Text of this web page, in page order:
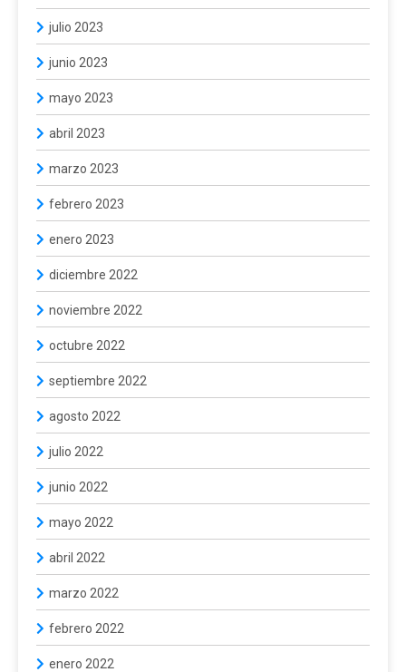
julio 2023
junio 2023
mayo 2023
abril 2023
marzo 2023
febrero 2023
enero 2023
diciembre 2022
noviembre 2022
octubre 2022
septiembre 2022
agosto 2022
julio 2022
junio 2022
mayo 2022
abril 2022
marzo 2022
febrero 2022
enero 2022